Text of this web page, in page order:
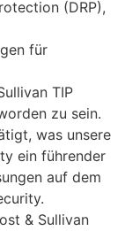
(DRP),
für
TIP
zu sein.
was unsere
ein führender
auf dem
& Sullivan